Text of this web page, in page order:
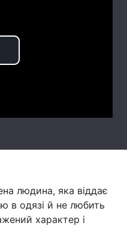
людина, яка віддає
в одязі й не любить
характер і